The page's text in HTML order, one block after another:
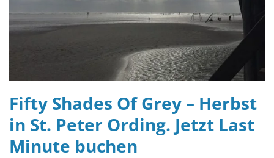
Fifty Shades Of Grey – Herbst
in St. Peter Ording. Jetzt Last
Minute buchen